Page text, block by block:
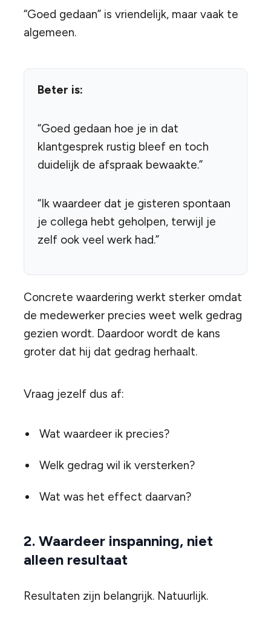
“Goed gedaan” is vriendelijk, maar vaak te
algemeen.
Beter is:
“Goed gedaan hoe je in dat
klantgesprek rustig bleef en toch
duidelijk de afspraak bewaakte.”
“Ik waardeer dat je gisteren spontaan
je collega hebt geholpen, terwijl je
zelf ook veel werk had.”
Concrete waardering werkt sterker omdat
de medewerker precies weet welk gedrag
gezien wordt. Daardoor wordt de kans
groter dat hij dat gedrag herhaalt.
Vraag jezelf dus af:
Wat waardeer ik precies?
Welk gedrag wil ik versterken?
Wat was het effect daarvan?
2. Waardeer inspanning, niet
alleen resultaat
Resultaten zijn belangrijk. Natuurlijk.